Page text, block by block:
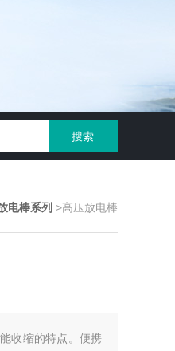
电棒系列 >高压放电棒
收缩的特点。便携